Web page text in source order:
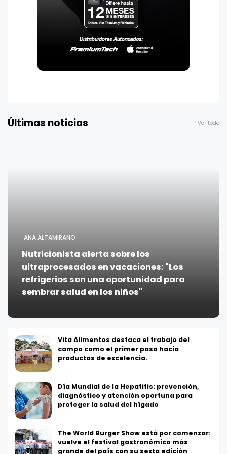
Últimas noticias Ver todo
ANA ALTAMIRANO
Nutricionista alerta sobre los
ultraprocesados en vacaciones: "Los
refrigerios son una oportunidad para
sembrar salud en los niños"
Vita Alimentos destaca el trabajo del
campo como el primer paso hacia
productos de excelencia.
Día Mundial de la Hepatitis: prevención,
diagnóstico y atención oportuna para
proteger la salud del hígado
The World Burger Show está por comenzar:
vuelve el festival gastronómico más
grande del país con su sexta edición